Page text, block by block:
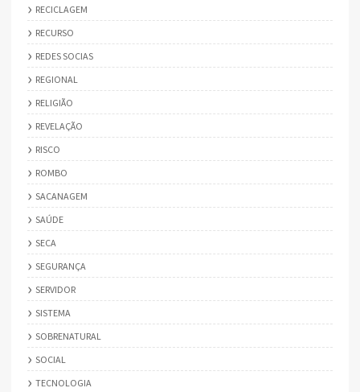
RECICLAGEM
RECURSO
REDES SOCIAS
REGIONAL
RELIGIÃO
REVELAÇÃO
RISCO
ROMBO
SACANAGEM
SAÚDE
SECA
SEGURANÇA
SERVIDOR
SISTEMA
SOBRENATURAL
SOCIAL
TECNOLOGIA